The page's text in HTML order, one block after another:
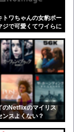
トワちゃんの女豹ポー
ジで可愛くてワイらに
のNetflixのマイリス
ンスよくない？